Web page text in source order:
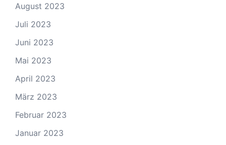
August 2023
Juli 2023
Juni 2023
Mai 2023
April 2023
März 2023
Februar 2023
Januar 2023